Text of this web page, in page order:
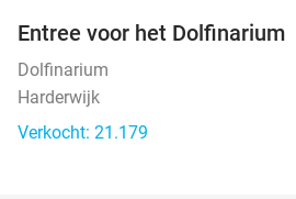
Entree voor het Dolfinarium
Dolfinarium
Harderwijk
Verkocht: 21.179